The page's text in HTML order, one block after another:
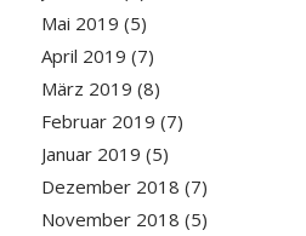
Mai 2019 (5)
April 2019 (7)
März 2019 (8)
Februar 2019 (7)
Januar 2019 (5)
Dezember 2018 (7)
November 2018 (5)